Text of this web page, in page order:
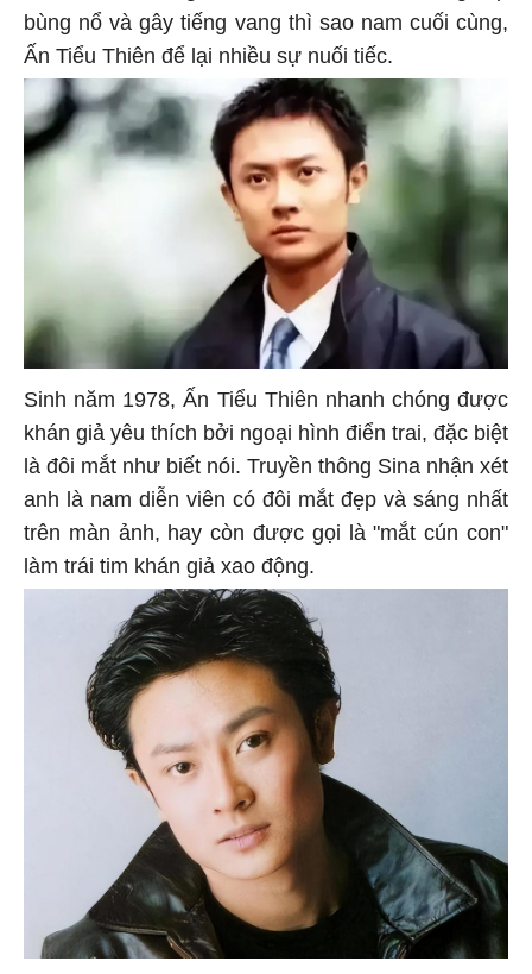
bùng nổ và gây tiếng vang thì sao nam cuối cùng,
Ấn Tiểu Thiên để lại nhiều sự nuối tiếc.
Sinh năm 1978, Ấn Tiểu Thiên nhanh chóng được
khán giả yêu thích bởi ngoại hình điển trai, đặc biệt
là đôi mắt như biết nói. Truyền thông Sina nhận xét
anh là nam diễn viên có đôi mắt đẹp và sáng nhất
trên màn ảnh, hay còn được gọi là "mắt cún con"
làm trái tim khán giả xao động.